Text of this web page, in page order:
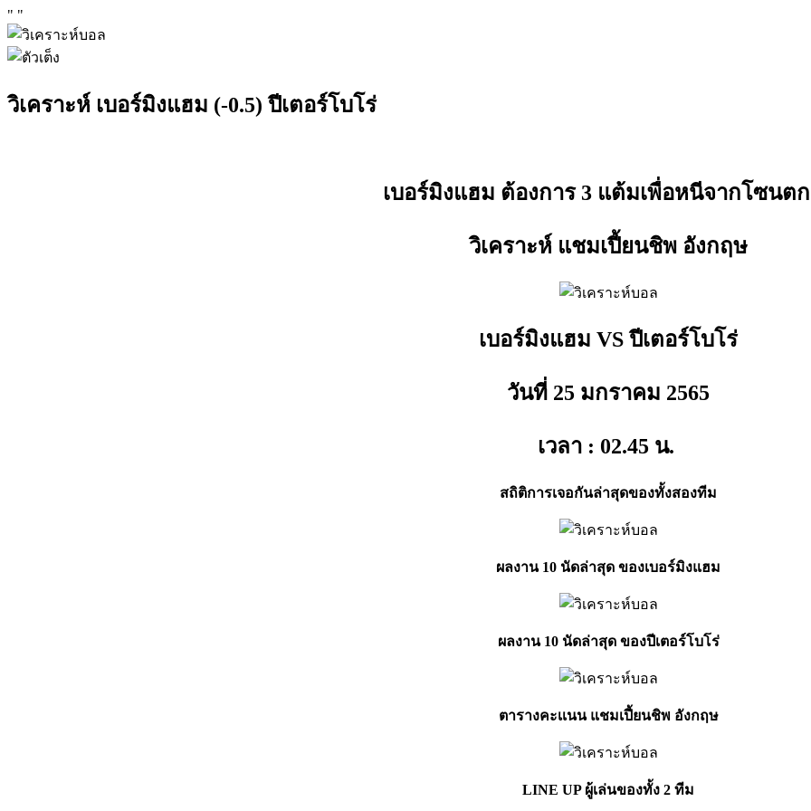
" "
วิเคราะห์ เบอร์มิงแฮม (-0.5) ปีเตอร์โบโร่
เบอร์มิงแฮม ต้องการ 3 แต้มเพื่อหนีจากโซนต
วิเคราะห์ แชมเปี้ยนชิพ อังกฤษ
เบอร์มิงแฮม VS ปีเตอร์โบโร่
วันที่ 25 มกราคม 2565
เวลา : 02.45 น.
สถิติการเจอกันล่าสุดของทั้งสองทีม
ผลงาน 10 นัดล่าสุด ของเบอร์มิงแฮม
ผลงาน 10 นัดล่าสุด ของปีเตอร์โบโร่
ตารางคะเเนน แชมเปี้ยนชิพ อังกฤษ
LINE UP ผู้เล่นของทั้ง 2 ทีม